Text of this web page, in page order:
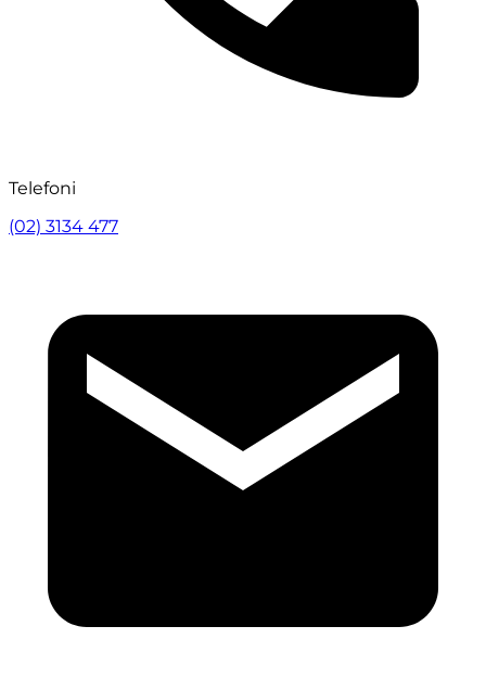
Telefoni
(02) 3134 477